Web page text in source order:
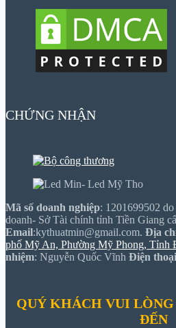
CHỨNG NHẬN
Mã số doanh nghiệp: 1201699502
doanh- Sở Tài chính tỉnh Tiền Giang
Email:kythuatmin@gmail.com. Địa
phố Mỹ An, Phường Mỹ Phong, Tỉnh
nhiệm: Nguyễn Quốc Vĩnh Điện thoại
QUÝ KHÁCH VUI
ĐẾN